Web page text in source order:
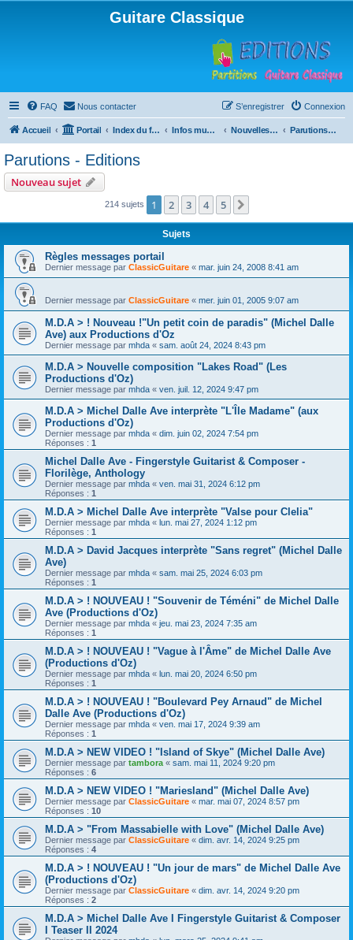
Guitare Classique
FAQ Nous contacter Connexion
S’enregistrer
Accueil Portail Index du forum Infos musicales Nouvelles de toutes sortes, concerts, partitions… Parutions - Editions
Parutions - Editions
Nouveau sujet
214 sujets 1 2 3 4 5
Sujets
Règles messages portail
Dernier message par ClassicGuitare « mar. juin 24, 2008 8:41 am
Dernier message par ClassicGuitare « mer. juin 01, 2005 9:07 am
M.D.A > ! Nouveau !"Un petit coin de paradis" (Michel Dalle
Ave) aux Productions d'Oz
Dernier message par mhda « sam. août 24, 2024 8:43 pm
M.D.A > Nouvelle composition "Lakes Road" (Les
Productions d'Oz)
Dernier message par mhda « ven. juil. 12, 2024 9:47 pm
M.D.A > Michel Dalle Ave interprète "L'Île Madame" (aux
Productions d'Oz)
Dernier message par mhda « dim. juin 02, 2024 7:54 pm
Réponses : 1
Michel Dalle Ave - Fingerstyle Guitarist & Composer -
Florilège, Anthology
Dernier message par mhda « ven. mai 31, 2024 6:12 pm
Réponses : 1
M.D.A > Michel Dalle Ave interprète "Valse pour Clelia"
Dernier message par mhda « lun. mai 27, 2024 1:12 pm
Réponses : 1
M.D.A > David Jacques interprète "Sans regret" (Michel Dalle
Ave)
Dernier message par mhda « sam. mai 25, 2024 6:03 pm
Réponses : 1
M.D.A > ! NOUVEAU ! "Souvenir de Téméni" de Michel Dalle
Ave (Productions d'Oz)
Dernier message par mhda « jeu. mai 23, 2024 7:35 am
Réponses : 1
M.D.A > ! NOUVEAU ! "Vague à l'Âme" de Michel Dalle Ave
(Productions d'Oz)
Dernier message par mhda « lun. mai 20, 2024 6:50 pm
Réponses : 1
M.D.A > ! NOUVEAU ! "Boulevard Pey Arnaud" de Michel
Dalle Ave (Productions d'Oz)
Dernier message par mhda « ven. mai 17, 2024 9:39 am
Réponses : 1
M.D.A > NEW VIDEO ! "Island of Skye" (Michel Dalle Ave)
Dernier message par tambora « sam. mai 11, 2024 9:20 pm
Réponses : 6
M.D.A > NEW VIDEO ! "Mariesland" (Michel Dalle Ave)
Dernier message par ClassicGuitare « mar. mai 07, 2024 8:57 pm
Réponses : 10
M.D.A > "From Massabielle with Love" (Michel Dalle Ave)
Dernier message par ClassicGuitare « dim. avr. 14, 2024 9:25 pm
Réponses : 4
M.D.A > ! NOUVEAU ! "Un jour de mars" de Michel Dalle Ave
(Productions d'Oz)
Dernier message par ClassicGuitare « dim. avr. 14, 2024 9:20 pm
Réponses : 2
M.D.A > Michel Dalle Ave I Fingerstyle Guitarist & Composer
I Teaser II 2024